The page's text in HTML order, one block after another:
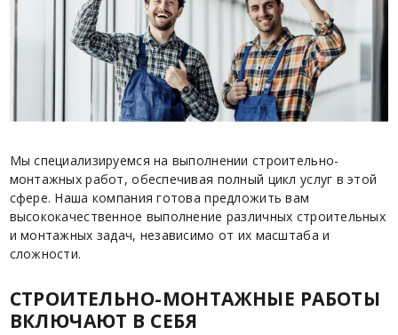
Мы специализируемся на выполнении строительно-
монтажных работ, обеспечивая полный цикл услуг в этой
сфере. Наша компания готова предложить вам
высококачественное выполнение различных строительных
и монтажных задач, независимо от их масштаба и
сложности.
СТРОИТЕЛЬНО-МОНТАЖНЫЕ РАБОТЫ
ВКЛЮЧАЮТ В СЕБЯ